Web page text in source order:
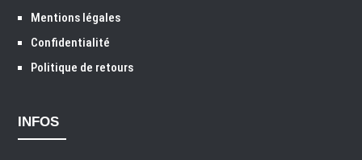
Mentions légales
Confidentialité
Politique de retours
INFOS